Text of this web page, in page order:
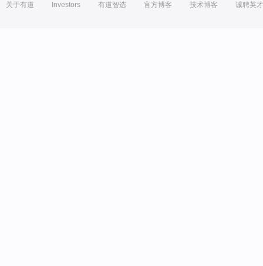
关于有道 Investors 有道智选 官方博客 技术博客 诚聘英才